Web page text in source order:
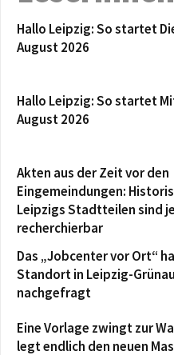
Hallo Leipzig: So startet
August 2026
Hallo Leipzig: So startet
August 2026
Akten aus der Zeit vor den
Eingemeindungen:
Leipzigs Stadtteilen sind
recherchierbar
Das „Jobcenter vor Ort“
Standort in Leipzig-
nachgefragt
Eine Vorlage zwingt zur
legt endlich den neuen